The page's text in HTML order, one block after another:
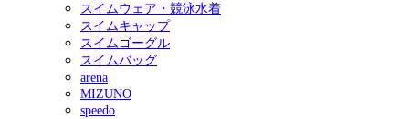
スイムウェア・競泳水着
スイムキャップ
スイムゴーグル
スイムバッグ
arena
MIZUNO
speedo